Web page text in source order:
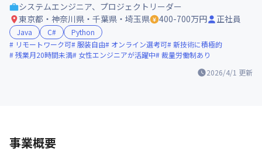
2026/4/1 更新
システムエンジニア、プロジェクトリーダー
東京都・神奈川県・千葉県・埼玉県
400-700万円 正社員
Java C#
Python
リモートワーク可 服装自由 オンライン選考可 新技術に積極的
残業月20時間未満
女性エンジニアが活躍中 裁量労働制あり
事業概要